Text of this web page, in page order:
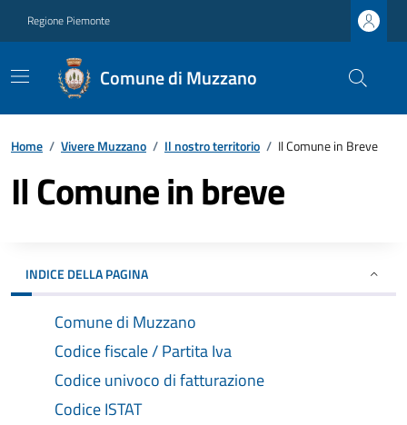
Regione Piemonte
Comune di Muzzano
Home / Vivere Muzzano / Il nostro territorio / Il Comune in Breve
Il Comune in breve
INDICE DELLA PAGINA
Comune di Muzzano
Codice fiscale / Partita Iva
Codice univoco di fatturazione
Codice ISTAT